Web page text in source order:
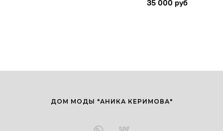
35 000 руб
ДОМ МОДЫ "АНИКА КЕРИМОВА"